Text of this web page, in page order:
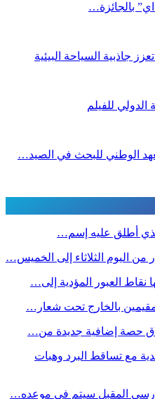
بالجائزة…
جاذبية السياحة البيئية
الوطني للبحث في الصيد…
أطلق عليه إسم…
اليوم الثلاثاء إلى الخميس…
نقاط العبور المؤدية إلى…
بالخارج تحت شعار…
حصة إضافية جديدة من…
مع تساقط البرد وهبات
المقبل سیتم في موعده…